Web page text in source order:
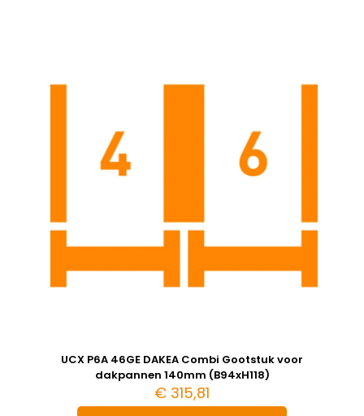
UCX P6A 46GE DAKEA Combi Gootstuk voor
dakpannen 140mm (B94xH118)
€ 315,81